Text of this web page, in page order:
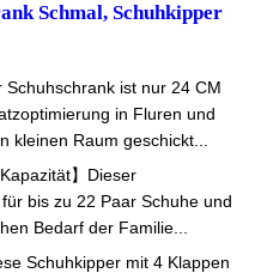
Schmal, Schuhkipper
Schuhschrank ist nur 24 CM
in Fluren und
kleinen Raum geschickt...
】Dieser
bis zu 22 Paar Schuhe und
Bedarf der Familie...
Schuhkipper mit 4 Klappen